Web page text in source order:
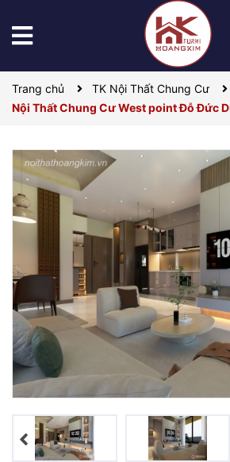
Trang chủ
TK Nội Thất Chung Cư
Nội Thất Chung Cư West point Đỗ Đức